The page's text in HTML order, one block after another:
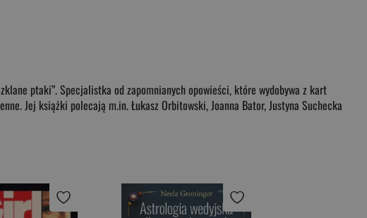
ptaki”. Specjalistka od zapomnianych opowieści, które wydobywa z kart
Jej książki polecają m.in. Łukasz Orbitowski, Joanna Bator, Justyna Suchecka